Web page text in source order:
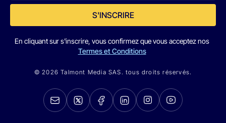
S'INSCRIRE
En cliquant sur s'inscrire, vous confirmez que vous acceptez nos
Termes et Conditions
© 2026 Talmont Media SAS. tous droits réservés.